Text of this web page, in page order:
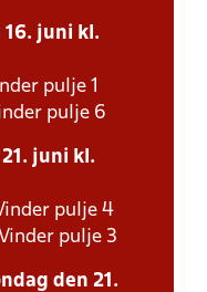
juni kl.
pulje 1
pulje 6
juni kl.
pulje 4
pulje 3
den 21.